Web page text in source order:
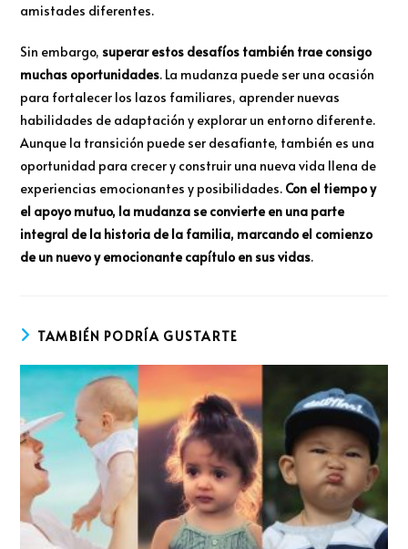
amistades diferentes.
Sin embargo, superar estos desafíos también trae consigo
muchas oportunidades. La mudanza puede ser una ocasión
para fortalecer los lazos familiares, aprender nuevas
habilidades de adaptación y explorar un entorno diferente.
Aunque la transición puede ser desafiante, también es una
oportunidad para crecer y construir una nueva vida llena de
experiencias emocionantes y posibilidades. Con el tiempo y
el apoyo mutuo, la mudanza se convierte en una parte
integral de la historia de la familia, marcando el comienzo
de un nuevo y emocionante capítulo en sus vidas.
TAMBIÉN PODRÍA GUSTARTE